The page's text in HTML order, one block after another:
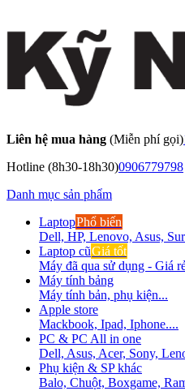
Liên hệ mua hàng (Miễn phí gọi)
Hotline (8h30-18h30)0906779798
Danh mục sản phẩm
LaptopPhổ biến
Dell, HP, Lenovo, Asus,
Laptop cũGiá tốt
Máy đã qua sử dụng - Giá
Máy tính bảng
Máy tính bản, phụ kiện...
Apple store
Mackbook, Ipad, Iphone....
PC & PC All in one
Dell, Asus, Acer, Sony,
Phụ kiện & SP khác
Balo, Chuột, Boxgame,